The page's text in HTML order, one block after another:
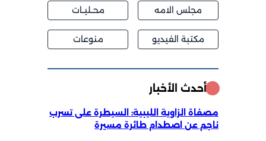
مجلس الامه محــليــات
مكتبة الفيديو منوعات
أحدث الأخبار
مصفاة الزاوية الليبية: السيطرة على تسرب
ناجم عن اصطدام طائرة مسيرة